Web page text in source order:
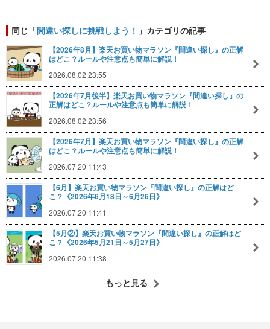
同じ「間違い探しに挑戦しよう！ 」カテゴリの記事
【2026年8月】楽天お買い物マラソン『間違い探し』の正解
はどこ？ルールや注意点も簡単に解説！
2026.08.02 23:55
【2026年7月後半】楽天お買い物マラソン『間違い探し』の
正解はどこ？ルールや注意点も簡単に解説！
2026.08.02 23:56
【2026年7月】楽天お買い物マラソン『間違い探し』の正解
はどこ？ルールや注意点も簡単に解説！
2026.07.20 11:43
【6月】楽天お買い物マラソン『間違い探し』の正解はど
こ？《2026年6月18日～6月26日》
2026.07.20 11:41
【5月②】楽天お買い物マラソン『間違い探し』の正解はど
こ？《2026年5月21日～5月27日》
2026.07.20 11:38
もっと見る